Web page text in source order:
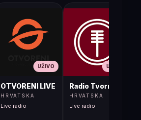
UŽIVO
OTVORENI LIVE
HRVATSKA
Live radio
UŽIVO
Radio Tvornica
HRVATSKA
Live radio